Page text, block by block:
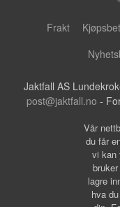
Frakt
Jaktfall AS
post@jaktfall.no -
Vår
du får
vi kan
lagre
hva